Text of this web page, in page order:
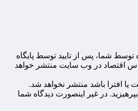
شما، پس از تایید توسط پایگاه
اقتصاد در وب سایت منتشر خواهد
یا افترا باشد منتشر نخواهد شد.
در غیر اینصورت دیدگاه شما